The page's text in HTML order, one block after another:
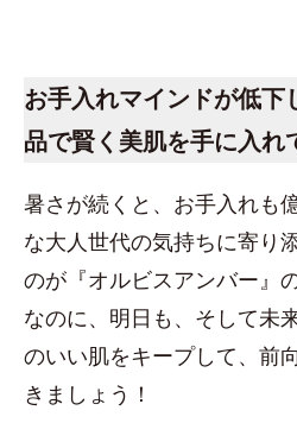
お手入れマインドが低下
品で賢く美肌を手に入れ
暑さが続くと、お手入れも
な大人世代の気持ちに寄り
のが『オルビスアンバー』
なのに、明日も、そして未
のいい肌をキープして、前
きましょう！